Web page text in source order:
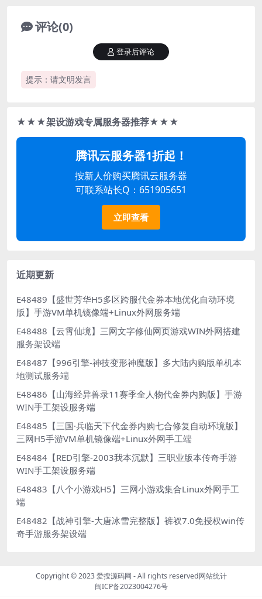
评论(0)
提示：请文明发言
登录后评论
★★★架设游戏专属服务器推荐★★★
腾讯云服务器1折起！
按新人价购买腾讯云服务器
可联系站长Q：651905651
立即查看
近期更新
E48489【盛世芳华H5多区跨服代金券本地优化自动环境
版】手游VM单机镜像端+Linux外网服务端
E48488【云霄仙境】三网文字修仙网页游戏WIN外网搭建
服务架设端
E48487【996引擎-神技变形神魔版】多大陆内购版单机本
地测试服务端
E48486【山海经异兽录11赛季全人物代金券内购版】手游
WIN手工架设服务端
E48485【三国·兵临天下代金券内购七合修复自动环境版】
三网H5手游VM单机镜像端+Linux外网手工端
E48484【RED引擎-2003我本沉默】三职业版本传奇手游
WIN手工架设服务端
E48483【八个小游戏H5】三网小游戏集合Linux外网手工
端
E48482【战神引擎-大唐冰雪完整版】裤衩7.0免授权win传
奇手游服务架设端
Copyright © 2023爱搜源码网 - All rights reserved网站统计
闽ICP备2023004276号